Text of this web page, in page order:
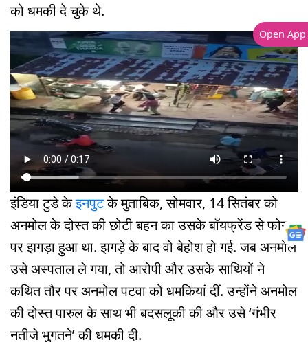
को धमकी दे चुके थे.
इंडिया टुडे केइनपुटके मुताबिक, सोमवार, 14 सितंबर को
अनमोल के दोस्त की छोटी बहन का उसके बॉयफ्रेंड से फोन
पर झगड़ा हुआ था. झगड़े के बाद वो बेहोश हो गई. जब अनमोल
उसे अस्पताल ले गया, तो आरोपी और उसके साथियों ने
कथित तौर पर अनमोल पटवा को धमकियां दीं. उन्होंने अनमोल
की दोस्त पारुल के साथ भी बदसलूकी की और उसे ‘गंभीर
नतीजे भुगतने’ की धमकी दी.
Open App